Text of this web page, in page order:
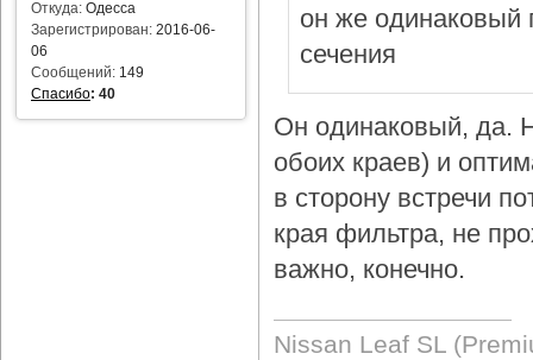
Откуда: Одесса
Зарегистрирован: 2016-06-
06
Сообщений: 149
Спасибо: 40
он же одинаковый
сечения
Он одинаковый, да.
обоих краев) и
в сторону встречи
края фильтра, не
важно, конечно.
Nissan Leaf SL